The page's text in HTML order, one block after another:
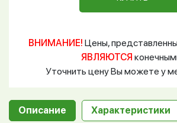
ВНИМАНИЕ! Цены,
ЯВЛЯЮТСЯ
Уточнить цену Вы можете у
Описание Характеристики